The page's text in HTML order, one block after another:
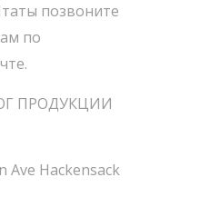
позвоните
по
ПРОДУКЦИИ
Ave Hackensack